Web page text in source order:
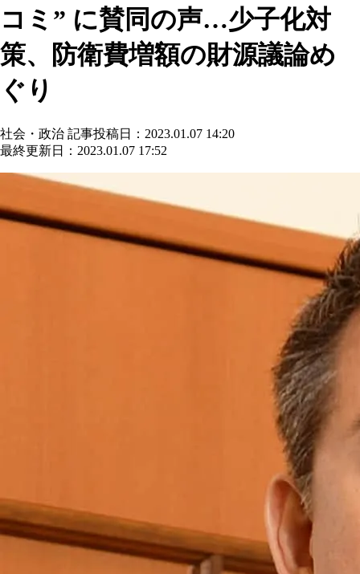
コミ” に賛同の声…少子化対
策、防衛費増額の財源議論め
ぐり
社会・政治 記事投稿日：2023.01.07 14:20
最終更新日：2023.01.07 17:52